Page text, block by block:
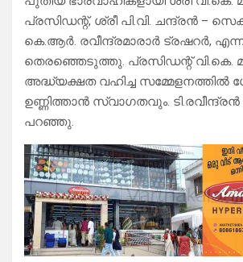
പ്രസിഡന്റ്, ശ്രീ പി.വി. ചന്ദ്രൻ –
കെ.ആർ. രവീന്ദ്രമാരാർ ട്രഷറർ,
തെരഞ്ഞെടുത്തു. പ്രസിഡന്റ് വി.കെ.
അദ്ധ്യക്ഷത വഹിച്ച സമ്മേളനത്തിൽ
ഉണ്ണിത്താൻ സ്വാഗതവും. ടി.രവീന്ദ്രൻ
പറഞ്ഞു.